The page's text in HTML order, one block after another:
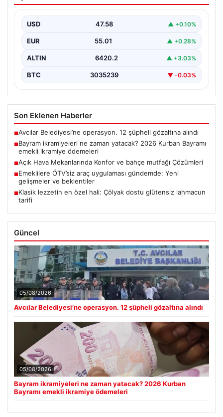
USD 47.58 ▲ +0.10%
EUR 55.01 ▲ +0.28%
ALTIN 6420.2 ▲ +3.03%
BTC 3035239 ▼ -0.03%
Son Eklenen Haberler
■Avcılar Belediyesi’ne operasyon. 12 şüpheli gözaltına alındı
■Bayram ikramiyeleri ne zaman yatacak? 2026 Kurban Bayramı
emekli ikramiye ödemeleri
■Açık Hava Mekanlarında Konfor ve bahçe mutfağı Çözümleri
■Emeklilere ÖTV’siz araç uygulaması gündemde: Yeni
gelişmeler ve beklentiler
■Klasik lezzetin en özel hali: Çölyak dostu glütensiz lahmacun
tarifi
Güncel
05/08/2026
Avcılar Belediyesi’ne operasyon. 12 şüpheli gözaltına alındı
05/08/2026
Bayram ikramiyeleri ne zaman yatacak? 2026 Kurban
Bayramı emekli ikramiye ödemeleri